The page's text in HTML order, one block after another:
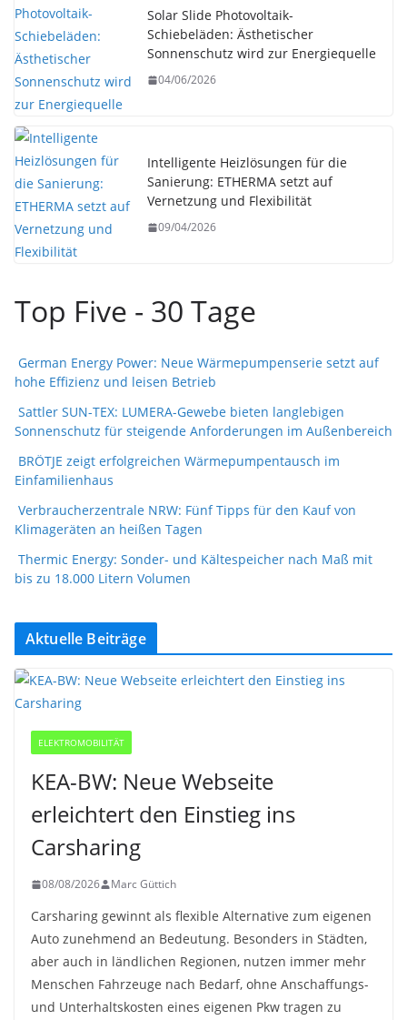
Solar Slide Photovoltaik-
Schiebeläden: Ästhetischer
Sonnenschutz wird zur Energiequelle
04/06/2026
Intelligente Heizlösungen für die
Sanierung: ETHERMA setzt auf
Vernetzung und Flexibilität
09/04/2026
Top Five - 30 Tage
German Energy Power: Neue Wärmepumpenserie setzt auf
hohe Effizienz und leisen Betrieb
Sattler SUN-TEX: LUMERA-Gewebe bieten langlebigen
Sonnenschutz für steigende Anforderungen im Außenbereich
BRÖTJE zeigt erfolgreichen Wärmepumpentausch im
Einfamilienhaus
Verbraucherzentrale NRW: Fünf Tipps für den Kauf von
Klimageräten an heißen Tagen
Thermic Energy: Sonder- und Kältespeicher nach Maß mit
bis zu 18.000 Litern Volumen
Aktuelle Beiträge
ELEKTROMOBILITÄT
KEA-BW: Neue Webseite
erleichtert den Einstieg ins
Carsharing
08/08/2026 Marc Güttich
Carsharing gewinnt als flexible Alternative zum eigenen
Auto zunehmend an Bedeutung. Besonders in Städten,
aber auch in ländlichen Regionen, nutzen immer mehr
Menschen Fahrzeuge nach Bedarf, ohne Anschaffungs-
und Unterhaltskosten eines eigenen Pkw tragen zu